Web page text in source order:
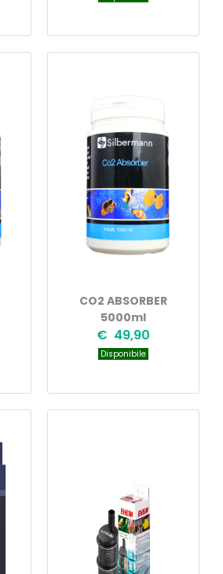
CO2 ABSORBER
5000ml
€ 49,90
Disponibile